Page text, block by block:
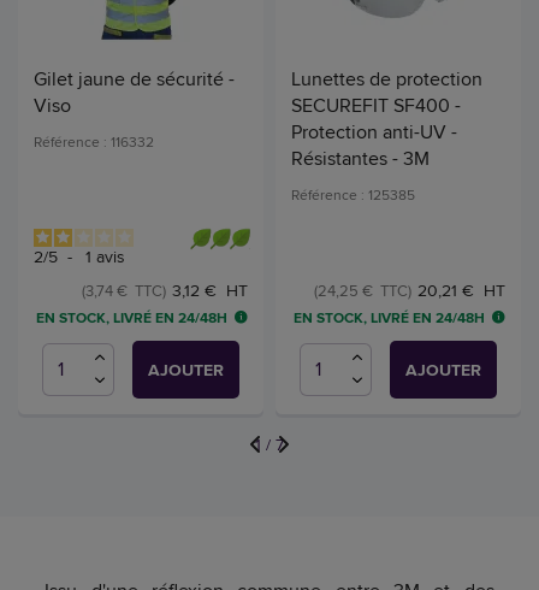
Gilet jaune de sécurité -
Viso
Référence : 116332
2/5 - 1 avis
3,12 € HT
(3,74 € TTC)
EN STOCK, LIVRÉ EN 24/48H
AJOUTER
Lunettes de protection
SECUREFIT SF400 -
Protection anti-UV -
Résistantes - 3M
Référence : 125385
20,21 € HT
(24,25 € TTC)
EN STOCK, LIVRÉ EN 24/48H
AJOUTER
1 / 7